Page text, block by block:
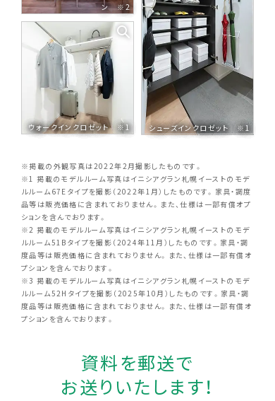
ン ※2
ウォークインクロゼット ※1 シューズインクロゼット ※1
※掲載の外観写真は2022年2月撮影したものです。
※1 掲載のモデルルーム写真はイニシアグラン札幌イーストのモデ
ルルーム67Eタイプを撮影（2022年1月）したものです。家具・調度
品等は販売価格に含まれておりません。また、仕様は一部有償オプ
ションを含んでおります。
※2 掲載のモデルルーム写真はイニシアグラン札幌イーストのモデ
ルルーム51Bタイプを撮影（2024年11月）したものです。家具・調
度品等は販売価格に含まれておりません。また、仕様は一部有償オ
プションを含んでおります。
※3 掲載のモデルルーム写真はイニシアグラン札幌イーストのモデ
ルルーム52Hタイプを撮影（2025年10月）したものです。家具・調
度品等は販売価格に含まれておりません。また、仕様は一部有償オ
プションを含んでおります。
資料を郵送で
お送りいたします！